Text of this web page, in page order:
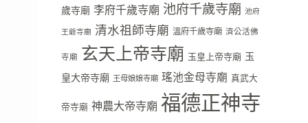
歲寺廟 李府千歲寺廟 池府千歲寺廟 池府
王爺寺廟 清水祖師寺廟 溫府千歲寺廟 濟公活佛
寺廟 玄天上帝寺廟 玉皇上帝寺廟 玉
皇大帝寺廟 王母娘娘寺廟 瑤池金母寺廟 真武大
帝寺廟 神農大帝寺廟 福德正神寺